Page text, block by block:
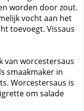
worden door zout.
vocht aan het
toevoegt. Vissaus
van worcestersaus
smaakmaker in
Worcestersaus is
om salade